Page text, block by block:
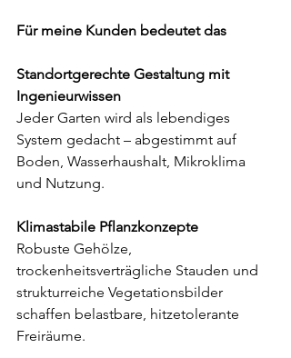
Für meine Kunden bedeutet das
Standortgerechte Gestaltung mit
Ingenieurwissen
Jeder Garten wird als lebendiges
System gedacht – abgestimmt auf
Boden, Wasserhaushalt, Mikroklima
und Nutzung.
Klimastabile Pflanzkonzepte
Robuste Gehölze,
trockenheitsverträgliche Stauden und
strukturreiche Vegetationsbilder
schaffen belastbare, hitzetolerante
Freiräume.